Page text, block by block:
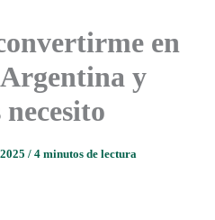
en
y
/ 4 minutos de lectura